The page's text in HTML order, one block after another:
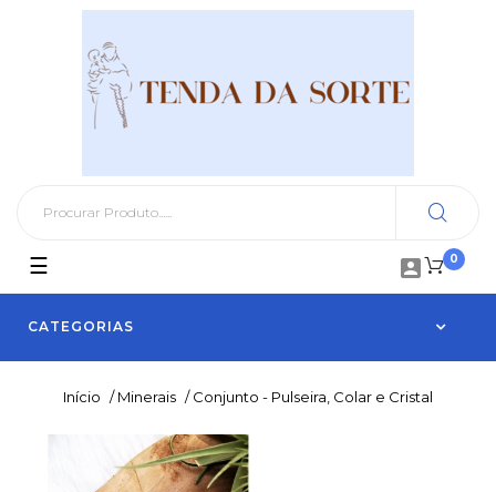
0

CATEGORIAS
Toggle
navigation
☰
Início / Minerais / Conjunto - Pulseira, Colar e Cristal